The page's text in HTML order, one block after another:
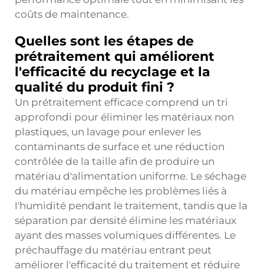
coûts de maintenance.
Quelles sont les étapes de
prétraitement qui améliorent
l'efficacité du recyclage et la
qualité du produit fini ?
Un prétraitement efficace comprend un tri
approfondi pour éliminer les matériaux non
plastiques, un lavage pour enlever les
contaminants de surface et une réduction
contrôlée de la taille afin de produire un
matériau d'alimentation uniforme. Le séchage
du matériau empêche les problèmes liés à
l'humidité pendant le traitement, tandis que la
séparation par densité élimine les matériaux
ayant des masses volumiques différentes. Le
préchauffage du matériau entrant peut
améliorer l'efficacité du traitement et réduire